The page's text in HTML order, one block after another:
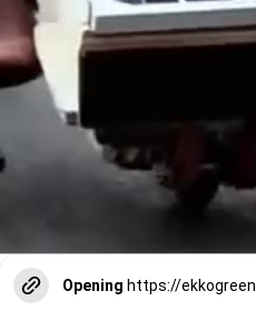
Opening